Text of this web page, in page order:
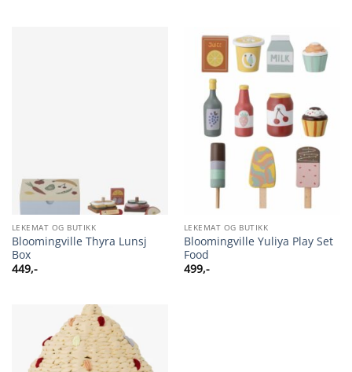
LEKEMAT OG BUTIKK
Bloomingville Thyra Lunsj
Box
449,-
LEKEMAT OG BUTIKK
Bloomingville Yuliya Play Set
Food
499,-